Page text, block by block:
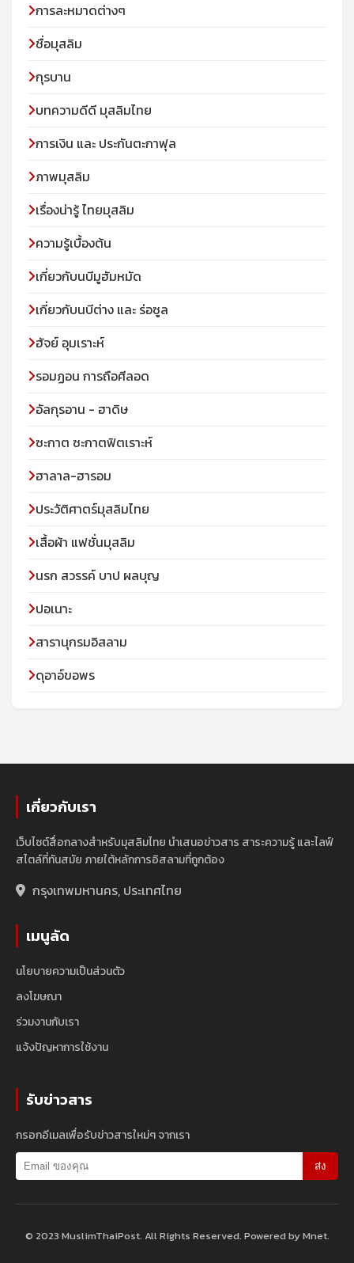
การละหมาดต่างๆ
ชื่อมุสลิม
กุรบาน
บทความดีดี มุสลิมไทย
การเงิน และ ประกันตะกาฟุล
ภาพมุสลิม
เรื่องน่ารู้ ไทยมุสลิม
ความรู้เบื้องต้น
เกี่ยวกับนบีมูฮัมหมัด
เกี่ยวกับนบีต่าง และ ร่อซูล
ฮัจย์ อุมเราะห์
รอมฏอน การถือศีลอด
อัลกุรอาน - ฮาดิษ
ซะกาต ซะกาตฟิตเราะห์
ฮาลาล-ฮารอม
ประวัติศาตร์มุสลิมไทย
เสื้อผ้า แฟชั่นมุสลิม
นรก สวรรค์ บาป ผลบุญ
ปอเนาะ
สารานุกรมอิสลาม
ดุอาอ์ขอพร
เกี่ยวกับเรา
เว็บไซต์สื่อกลางสำหรับมุสลิมไทย นำเสนอข่าวสาร สาระความรู้ และไลฟ์
สไตล์ที่ทันสมัย ภายใต้หลักการอิสลามที่ถูกต้อง
กรุงเทพมหานคร, ประเทศไทย
เมนูลัด
นโยบายความเป็นส่วนตัว
ลงโฆษณา
ร่วมงานกับเรา
แจ้งปัญหาการใช้งาน
รับข่าวสาร
กรอกอีเมลเพื่อรับข่าวสารใหม่ๆ จากเรา
ส่ง
© 2023 MuslimThaiPost. All Rights Reserved. Powered by Mnet.